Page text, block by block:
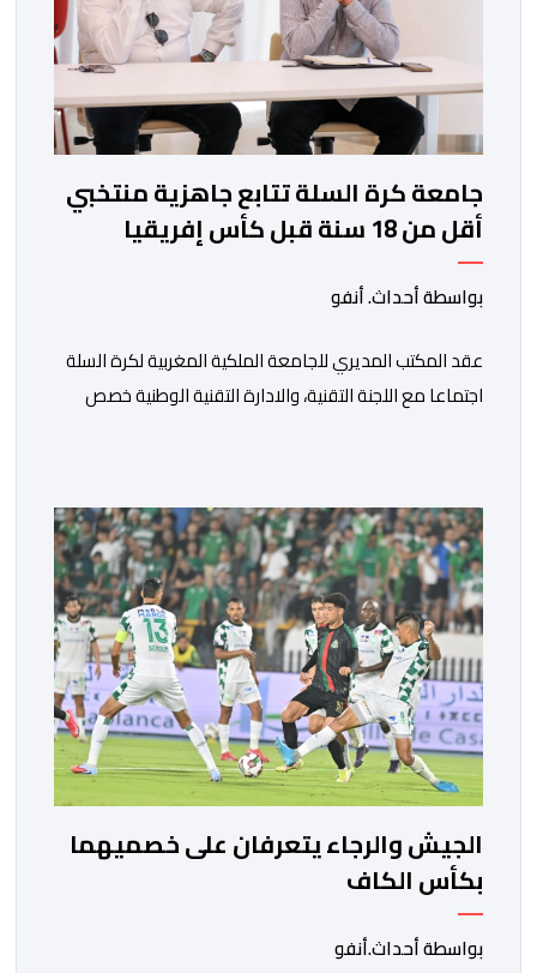
جامعة كرة السلة تتابع جاهزية منتخبي
أقل من 18 سنة قبل كأس إفريقيا
بواسطة أحداث. أنفو
عقد المكتب المديري للجامعة الملكية المغربية لكرة السلة
اجتماعا مع اللجنة التقنية، والادارة التقنية الوطنية خصص
الفترة الأخيرة. وشهد الاجتماع تقديم عرض مفصل حول
مشاركة المنتخبين الوطنيين لأقل من 18 سنة، إناثا وذكورا،
من طرف اللجنة التقنية التي واكبت كل […]
الجيش والرجاء يتعرفان على خصميهما
بكأس الكاف
بواسطة أحداث.أنفو